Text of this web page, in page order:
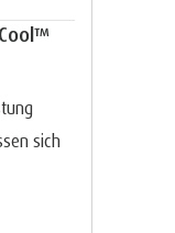
sich